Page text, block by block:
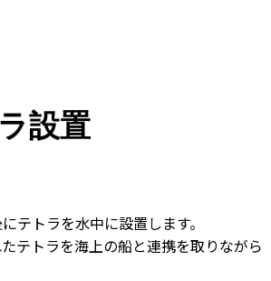
設置
テトラを水中に設置します。
テトラを海上の船と連携を取りながら